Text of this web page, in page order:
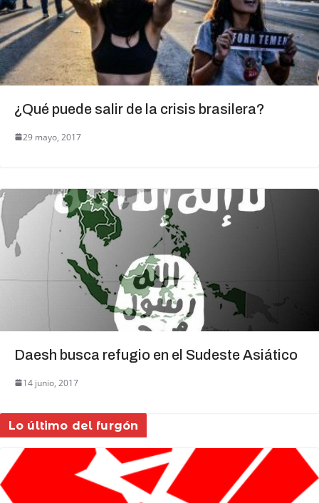
¿Qué puede salir de la crisis brasilera?
29 mayo, 2017
Daesh busca refugio en el Sudeste Asiático
14 junio, 2017
Lo último del furgón